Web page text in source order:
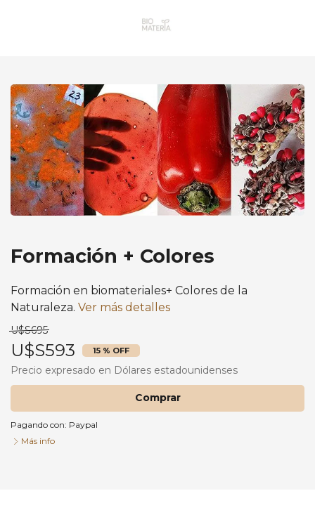
Formación + Colores
Formación en biomateriales+ Colores de la
Naturaleza. Ver más detalles
U$S695
U$S593 15 % OFF
Precio expresado en Dólares estadounidenses
Comprar
Pagando con: Paypal
Más info